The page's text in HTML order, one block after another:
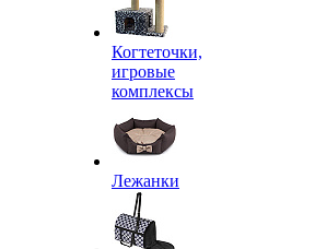
Когтеточки,
игровые
комплексы
Лежанки